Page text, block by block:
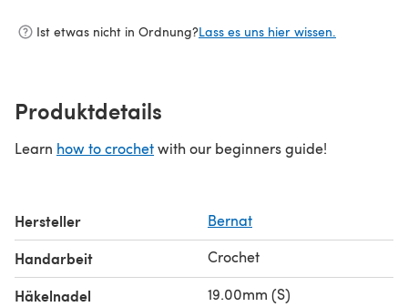
Ist etwas nicht in Ordnung?Lass es uns hier wissen.
Produktdetails
Learn how to crochetwith our beginners guide!
Hersteller Bernat
Handarbeit Crochet
Häkelnadel 19.00mm (S)